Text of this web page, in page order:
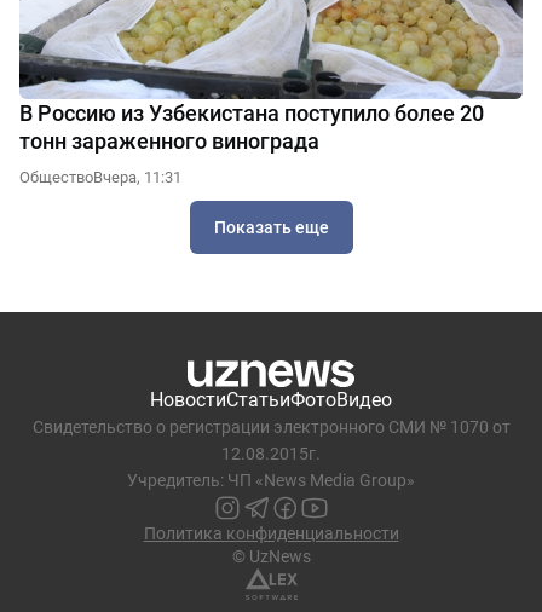
В Россию из Узбекистана поступило более 20
тонн зараженного винограда
ОбществоВчера, 11:31
Показать еще
НовостиСтатьиФотоВидео
Свидетельство о регистрации электронного СМИ № 1070 от
12.08.2015г.
Учредитель: ЧП «News Media Group»
Политика конфиденциальности
© UzNews